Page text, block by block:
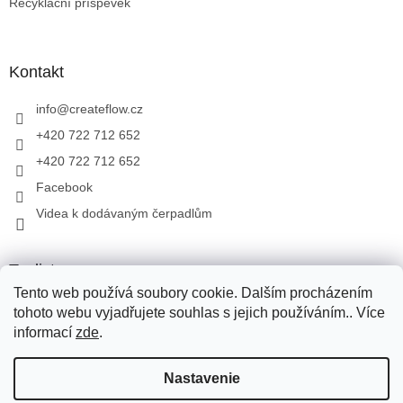
Tento web používá soubory cookie. Dalším procházením
tohoto webu vyjadřujete souhlas s jejich používáním.. Více
informací zde.
Nastavenie
přepravu zboží na Slovensko využíváme Zásilkovnu, PPL. V
případě dotazů volejte na tel.: +420 722 712 652, nebo pište na e-
Kontakt
info@createflow.cz
+420 722 712 652
+420 722 712 652
Facebook
Videa k dodávaným čerpadlům
Toplist